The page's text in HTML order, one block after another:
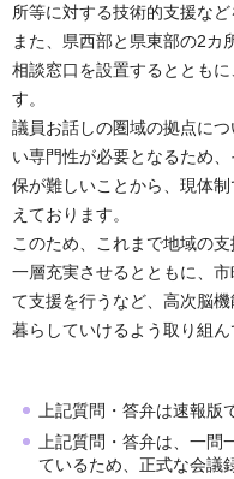
所等に対する技術的支援など
また、県西部と県東部の2カ
相談窓口を設置するととも
す。
議員お話しの圏域の拠点に
い専門性が必要となるため
保が難しいことから、現体
えております。
このため、これまで地域の
一層充実させるとともに、
て支援を行うなど、高次脳
暮らしていけるよう取り組ん
上記質問・答弁は速報版
上記質問・答弁は、一
ているため、正式な会議